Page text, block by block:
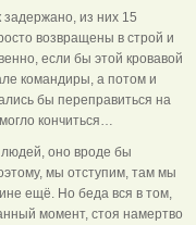
из них 15
возвращены в строй и
если бы этой кровавой
командиры, а потом и
бы переправиться на
кончиться…
оно вроде бы
мы отступим, там мы
ещё. Но беда вся в том,
момент, стоя намертво